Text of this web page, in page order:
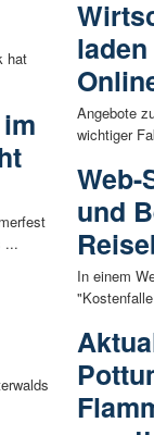
hat
...
Angebote
wichtiger
und
In einem